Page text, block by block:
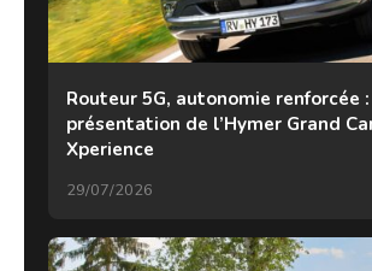
Routeur 5G, autonomie renforcée :
présentation de l’Hymer Grand
Xperience
29/07/2026